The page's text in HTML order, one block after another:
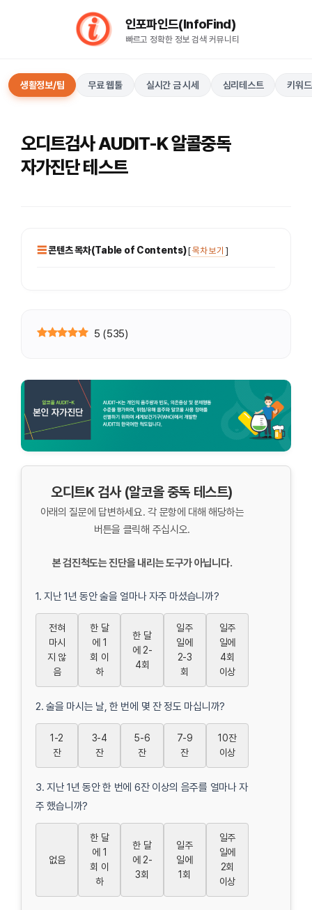
인포파인드(InfoFind)​​​​
빠르고 정확한 정보 검색 커뮤니티
생활정보/팁 무료 웹툴 실시간 금 시세 심리테스트 키워
오디트검사 AUDIT-K 알콜중독
자가진단 테스트
콘텐츠 목차(Table of Contents)[목차 보기 ]
5 (535)
오디트K 검사 (알코올 중독 테스트)
아래의 질문에 답변하세요. 각 문항에 대해 해당하는
버튼을 클릭해 주십시오.
본 검진척도는 진단을 내리는 도구가 아닙니다.
1. 지난 1년 동안 술을 얼마나 자주 마셨습니까?
전혀
마시
지 않
음
한 달
에 1
회 이
하
한 달
에 2-
4회
일주
일에
2-3
회
일주
일에
4회
이상
2. 술을 마시는 날, 한 번에 몇 잔 정도 마십니까?
1-2
잔
3-4
잔
5-6
잔
7-9
잔
10잔
이상
3. 지난 1년 동안 한 번에 6잔 이상의 음주를 얼마나 자
주 했습니까?
없음
한 달
에 1
회 이
하
한 달
에 2-
3회
일주
일에
1회
일주
일에
2회
이상